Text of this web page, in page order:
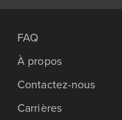
FAQ
À propos
Contactez-nous
Carrières